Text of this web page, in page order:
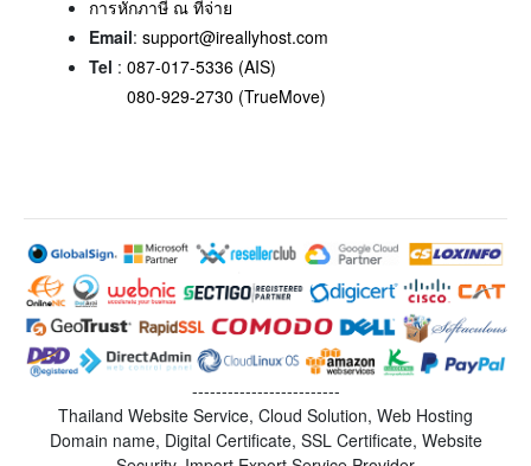
การหักภาษี ณ ที่จ่าย
Email: support@ireallyhost.com
Tel : 087-017-5336 (AIS)
080-929-2730 (TrueMove)
-------------------------
Thailand Website Service, Cloud Solution, Web Hosting
Domain name, Digital Certificate, SSL Certificate, Website